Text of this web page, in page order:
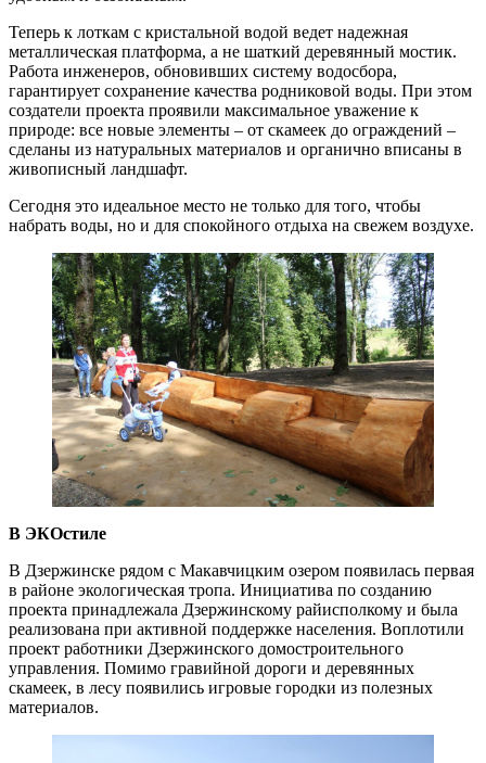
Теперь к лоткам с кристальной водой ведет надежная
металлическая платформа, а не шаткий деревянный мостик.
Работа инженеров, обновивших систему водосбора,
гарантирует сохранение качества родниковой воды. При этом
создатели проекта проявили максимальное уважение к
природе: все новые элементы – от скамеек до ограждений –
сделаны из натуральных материалов и органично вписаны в
живописный ландшафт.
Сегодня это идеальное место не только для того, чтобы
набрать воды, но и для спокойного отдыха на свежем воздухе.
В ЭКОстиле
В Дзержинске рядом с Макавчицким озером появилась первая
в районе экологическая тропа. Инициатива по созданию
проекта принадлежала Дзержинскому райисполкому и была
реализована при активной поддержке населения. Воплотили
проект работники Дзержинского домостроительного
управления. Помимо гравийной дороги и деревянных
скамеек, в лесу появились игровые городки из полезных
материалов.